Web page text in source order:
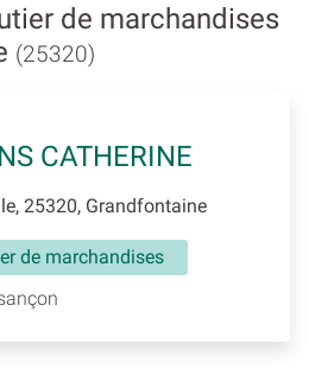
de marchandises
(25320)
CATHERINE
25320, Grandfontaine
de marchandises